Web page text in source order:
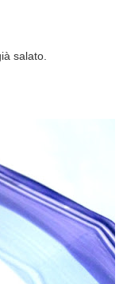
salato.